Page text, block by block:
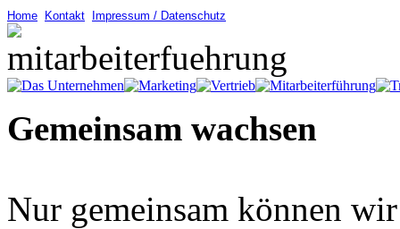
Home Kontakt Impressum / Datenschutz
Gemeinsam wachsen
Nur gemeinsam können